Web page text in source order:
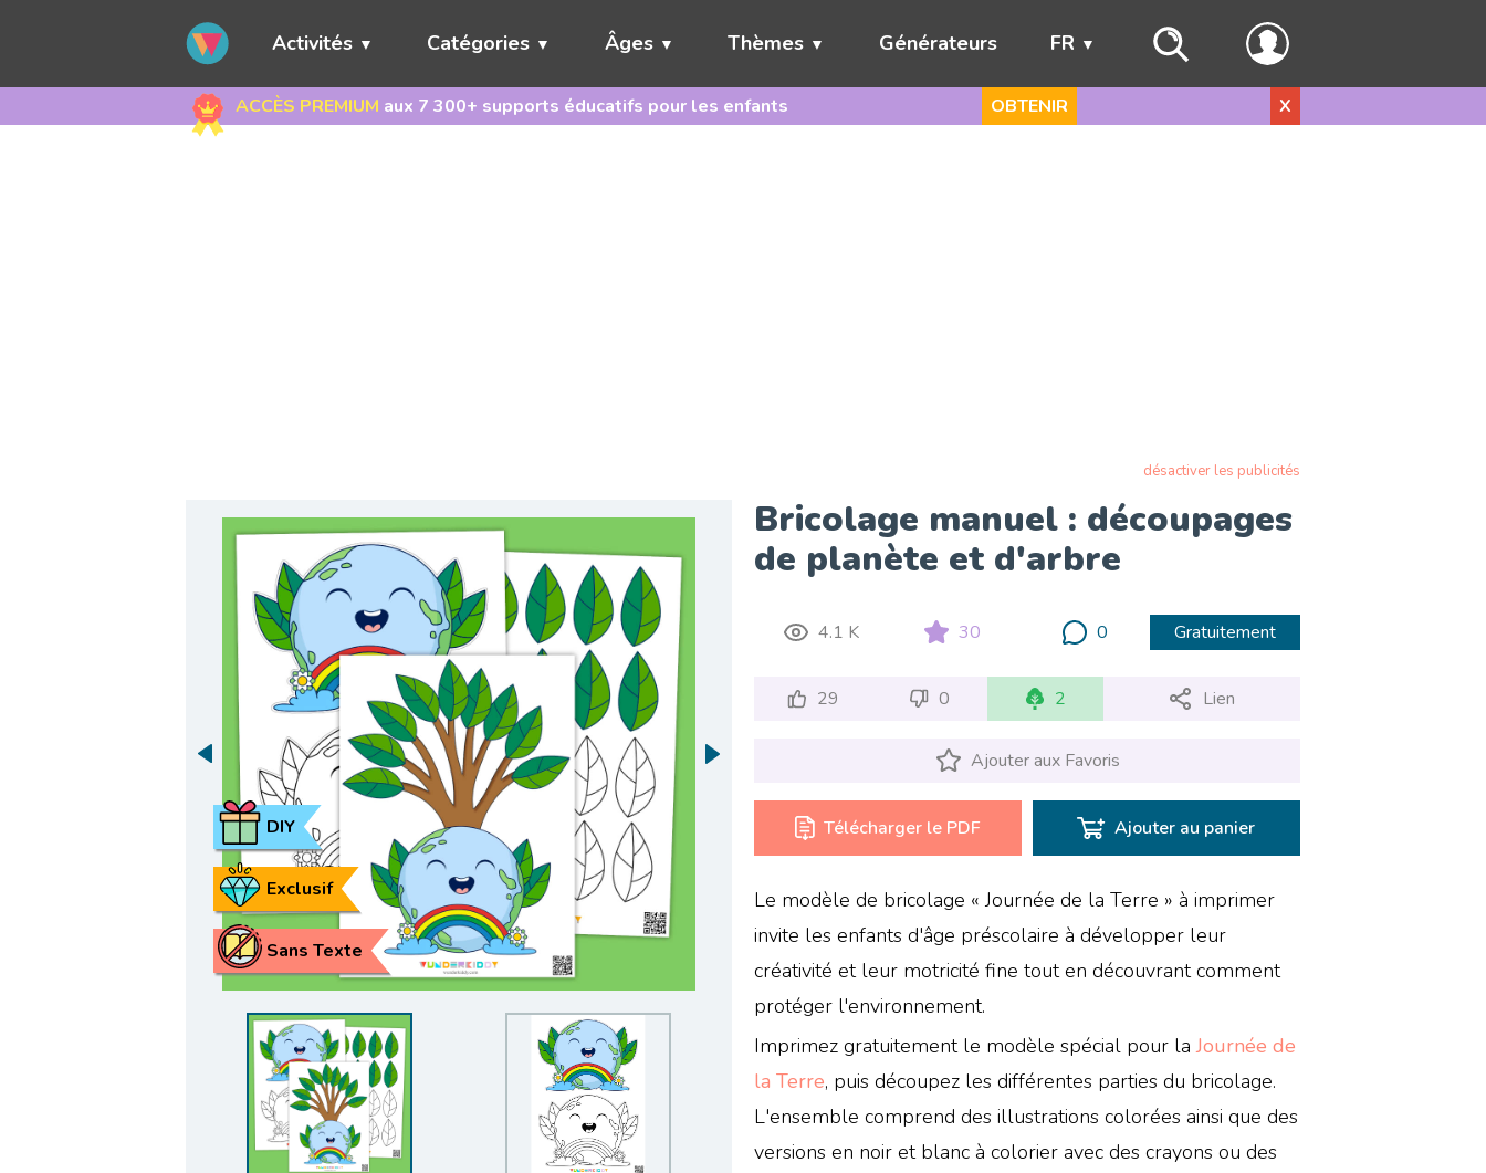
Activités Catégories Âges Thèmes Générateurs FR
ACCÈS PREMIUM aux 7 300+ supports éducatifs pour les enfants OBTENIR X
désactiver les publicités
Bricolage manuel : découpages
de planète et d'arbre
Sans Texte
Exclusif
DIY
4.1 K 30 0 Gratuitement
29 0 2 Lien
Ajouter aux Favoris
Télécharger le PDF Ajouter au panier
Le modèle de bricolage « Journée de la Terre » à imprimer
invite les enfants d'âge préscolaire à développer leur
créativité et leur motricité fine tout en découvrant comment
protéger l'environnement.
Imprimez gratuitement le modèle spécial pour laJournée de
la Terre, puis découpez les différentes parties du bricolage.
L'ensemble comprend des illustrations colorées ainsi que des
versions en noir et blanc à colorier avec des crayons ou des